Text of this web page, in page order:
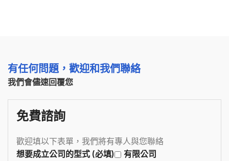
有任何問題，歡迎和我們聯絡
我們會儘速回覆您
免費諮詢
歡迎填以下表單，我們將有專人與您聯絡
想要成立公司的型式 (必填)
有限公司